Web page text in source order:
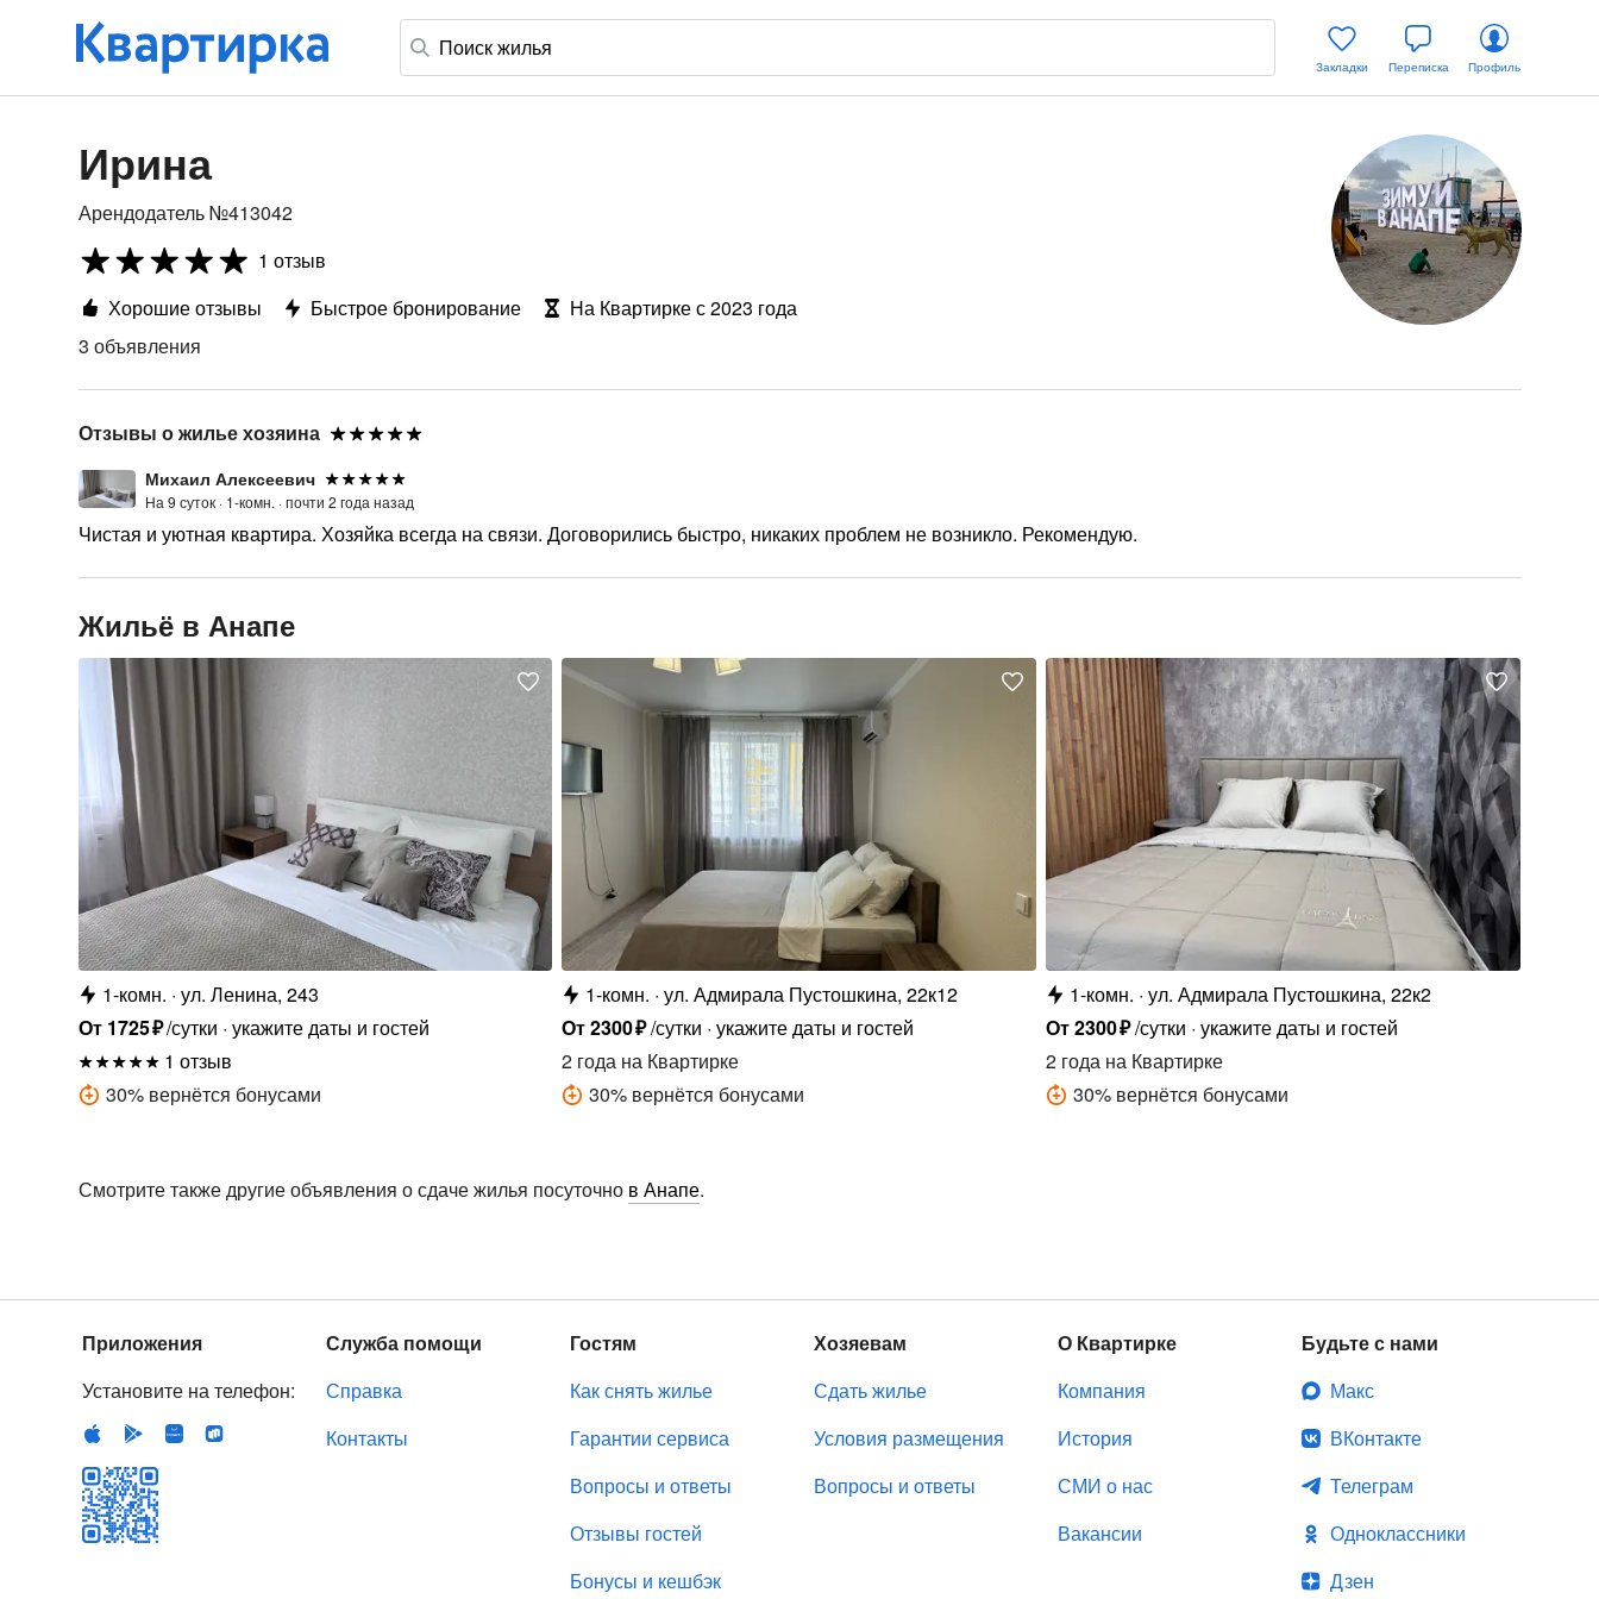
Закладки Переписка Профиль
Ирина
Арендодатель №413042
1 отзыв
Хорошие отзывы
Быстрое бронирование
На Квартирке с 2023 года
3 объявления
Отзывы о жилье хозяина
Михаил Алексеевич
На 9 суток · 1-комн. ·почти 2 года назад
Чистая и уютная квартира. Хозяйка всегда на связи. Договорились быстро, никаких проблем не возникло. Рекомендую.
Жильё в Анапе
1-комн. ул. Ленина, 243
От 1725₽/сутки укажите даты и гостей
1 отзыв
30% вернётся бонусами
1-комн. ул. Адмирала Пустошкина, 22к12
От2300₽/сутки укажите даты и гостей
2 года на Квартирке
30% вернётся бонусами
1-комн. ул. Адмирала Пустошкина, 22к2
От2300₽/сутки укажите даты и гостей
2 года на Квартирке
30% вернётся бонусами
Смотрите также другие объявления о сдаче жилья посуточно в Анапе.
Приложения
Установите на телефон:
Служба помощи
Справка
Контакты
Гостям
Как снять жилье
Гарантии сервиса
Вопросы и ответы
Отзывы гостей
Бонусы и кешбэк
Хозяевам
Сдать жилье
Условия размещения
Вопросы и ответы
О Квартирке
Компания
История
СМИ о нас
Вакансии
Будьте с нами
Макс
ВКонтакте
Телеграм
Одноклассники
Дзен